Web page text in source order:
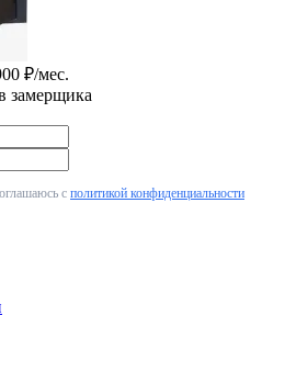
₽/мес.
замерщика
с политикой конфиденциальности